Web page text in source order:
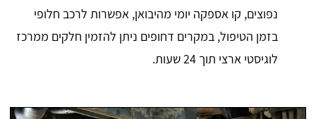
נפוצים, קו אספקה יומי מהיבואן, אפשרות לרכב חלופי
בזמן הטיפול, במקרים דחופים ניתן להזמין חלקים ממרכז
לוגיסטי ארצי תוך 24 שעות.